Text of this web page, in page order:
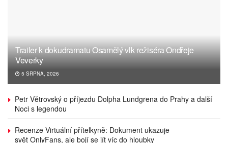
Trailer k dokudramatu Osamělý vlk režiséra Ondřeje
Veverky
5 SRPNA, 2026
Petr Větrovský o příjezdu Dolpha Lundgrena do Prahy a další
Noci s legendou
Recenze Virtuální přítelkyně: Dokument ukazuje
svět OnlyFans, ale bojí se jít víc do hloubky